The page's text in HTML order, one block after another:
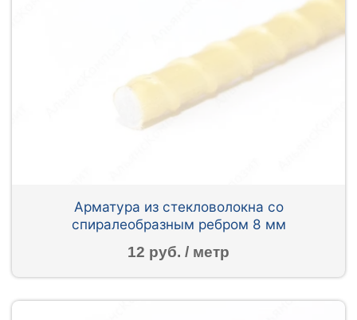
Арматура из стекловолокна со
спиралеобразным ребром 8 мм
12 руб. / метр